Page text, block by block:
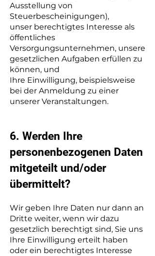
Ausstellung von
Steuerbescheinigungen),
unser berechtigtes Interesse als
öffentliches
Versorgungsunternehmen, unsere
gesetzlichen Aufgaben erfüllen zu
können, und
Ihre Einwilligung, beispielsweise
bei der Anmeldung zu einer
unserer Veranstaltungen.
​6. Werden Ihre
personenbezogenen Daten
mitgeteilt und/oder
übermittelt?
Wir geben Ihre Daten nur dann an
Dritte weiter, wenn wir dazu
gesetzlich berechtigt sind, Sie uns
Ihre Einwilligung erteilt haben
oder ein berechtigtes Interesse